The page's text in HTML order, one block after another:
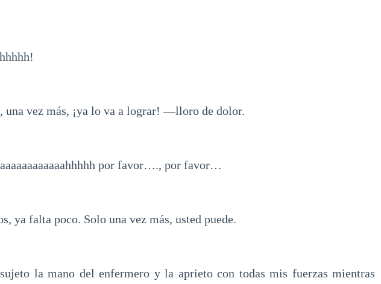
una vez más, ¡ya lo va a lograr! —lloro de dolor.
por favor…., por favor…
ya falta poco. Solo una vez más, usted puede.
la mano del enfermero y la aprieto con todas mis fuerzas mientras